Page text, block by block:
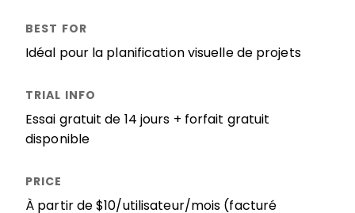
Idéal pour la planification visuelle de projets
Essai gratuit de 14 jours + forfait gratuit
disponible
À partir de $10/utilisateur/mois (facturé